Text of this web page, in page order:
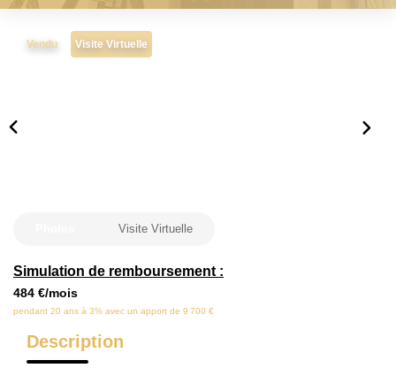
Maisons Anciennes
Pavillons Et Villas
VENTES INTERACTIVES
Vendu Visite Virtuelle
Simulation de remboursement :
484 €/mois
pendant 20 ans à 3% avec un apport de 9 700 €
Visite Virtuelle
Description